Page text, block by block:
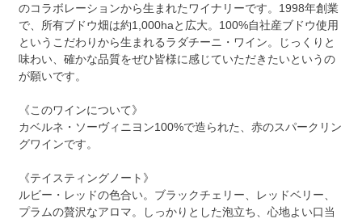
のコラボレーションから生まれたワイナリーです。1998年創業
で、所有ブドウ畑は約1,000haと広大。100%自社産ブドウ使用
というこだわりから生まれるラダチーニ・ワイン。じっくりと
味わい、確かな品質をぜひ皆様に感じていただきたいというの
が願いです。
《このワインについて》
カベルネ・ソーヴィニヨン100%で造られた、赤のスパークリン
グワインです。
《テイスティングノート》
ルビー・レッドの色合い。ブラックチェリー、レッドベリー、
プラムの贅沢なアロマ。しっかりとした泡立ち、心地よい口当